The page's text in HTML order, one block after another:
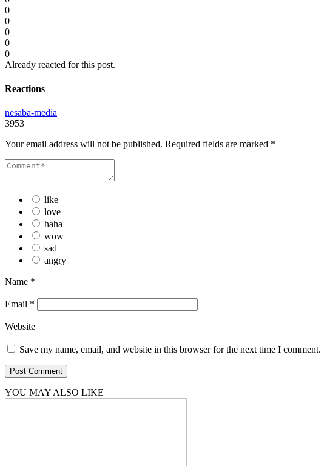
0
0
0
0
0
Already reacted for this post.
Reactions
nesaba-media
3953
Your email address will not be published. Required fields are marked *
like
love
haha
wow
sad
angry
Name *
Email *
Website
Save my name, email, and website in this browser for the next time I comment.
YOU MAY ALSO LIKE